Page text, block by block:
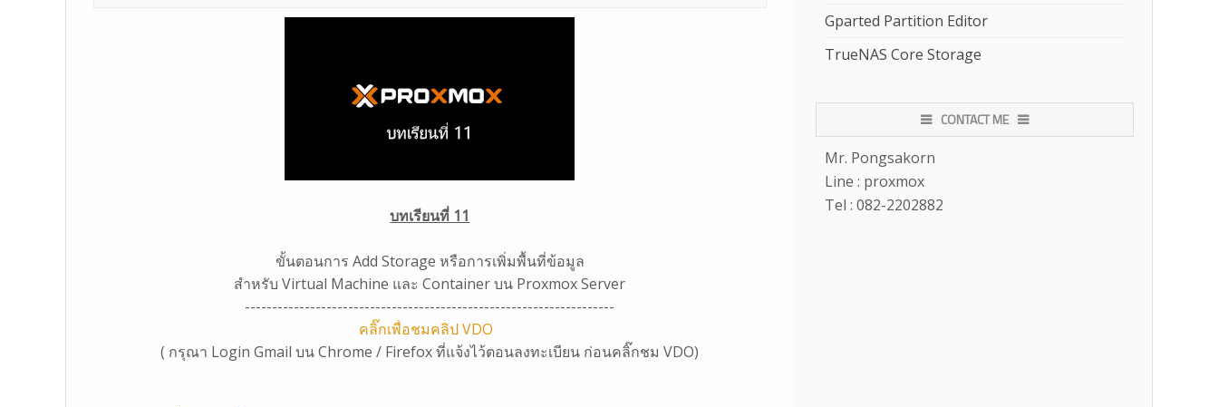
บทเรียนที่ 11
ขั้นตอนการ Add Storage หรือการเพิ่มพื้นที่ข้อมูล
สำหรับ Virtual Machine และ Container บน Proxmox Server
--------------------------------------------------------------------
คลิ๊กเพื่อชมคลิป VDO
( กรุณา Login Gmail บน Chrome / Firefox ที่แจ้งไว้ตอนลงทะเบียน ก่อนคลิ๊กชม VDO)
Gparted Partition Editor
TrueNAS Core Storage
CONTACT ME
Mr. Pongsakorn
Line : proxmox
Tel : 082-2202882